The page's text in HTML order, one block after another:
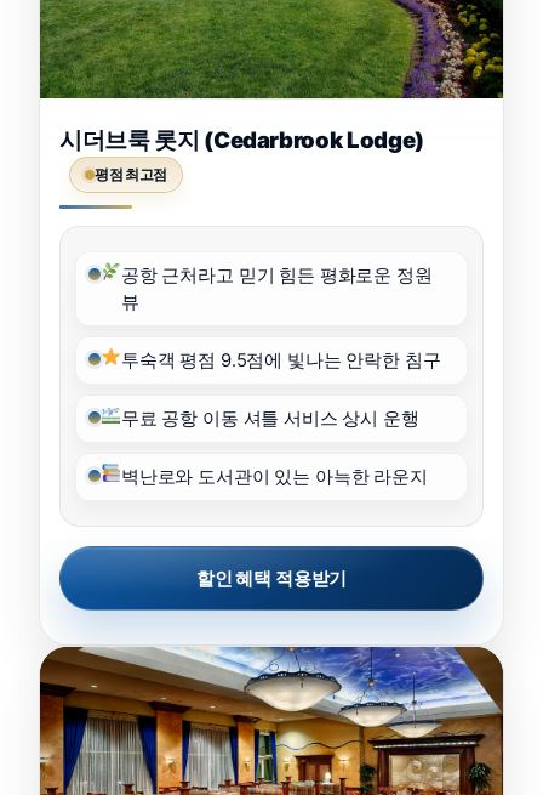
시더브룩 롯지 (Cedarbrook Lodge)
평점 최고점
공항 근처라고 믿기 힘든 평화로운 정원
뷰
투숙객 평점 9.5점에 빛나는 안락한 침구
무료 공항 이동 셔틀 서비스 상시 운행
벽난로와 도서관이 있는 아늑한 라운지
할인 혜택 적용받기